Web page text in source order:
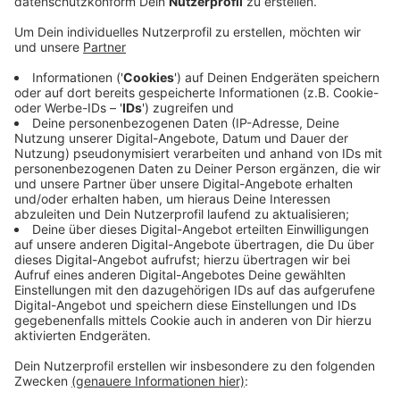
Am Wochenende ist dieTennis-Bundesligazu Ende
gegangen - und die Aachener Clubs
Weißsind auf den Plätzen 3 und 6 der Abschluss-
Tabelle gelandet.
Nach dem 3:3-Unentschieden im Derby zwischen
Kurhaus und Blau-Weiß am Freitag haben dann am
Sonntag noch Kurhaus gegen Augsburg gewonnen und
Blau-Weiß gegen Mannheim verloren.
Deutscher Tennis-Meister 2024 ist schließlich der TC
Großhesselohe geworden.
(Foto: Quentin Halys aus Frankreich vom TK Kurhaus
Aachen)
Anzeige